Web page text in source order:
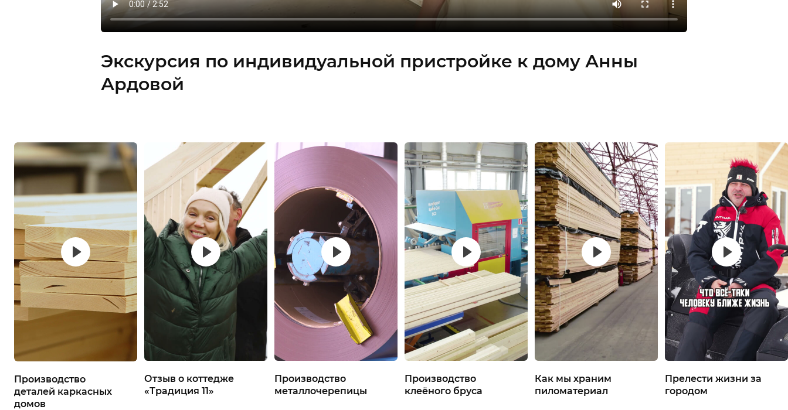
Экскурсия по индивидуальной пристройке к дому Анны
Ардовой
Производство
деталей каркасных
домов
Отзыв о коттедже
«Традиция 11»
Производство
металлочерепицы
Производство
клеёного бруса
Как мы храним
пиломатериал
Прелести жизни за
городом